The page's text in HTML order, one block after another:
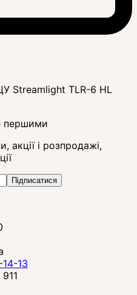
Streamlight TLR-6 HL
першими
акції і розпродажі,
Підписатися
13